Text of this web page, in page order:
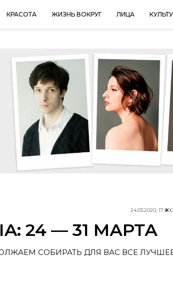
КРАСОТА ЖИЗНЬ ВОКРУГ ЛИЦА
24.03.2020, 17:20
24 — 31 МАРТА
СОБИРАТЬ ДЛЯ ВАС ВСЕ